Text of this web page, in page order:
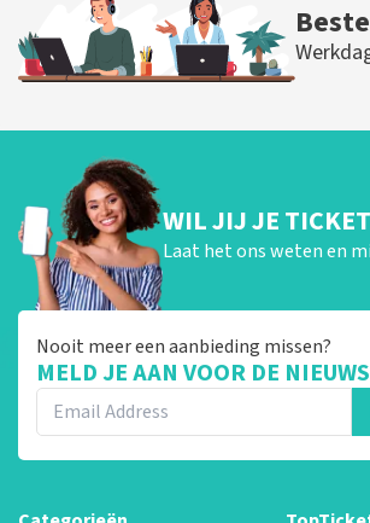
WIL JIJ JE
Laat het ons weten en
Nooit meer een aanbieding missen?
MELD JE AAN VOOR DE